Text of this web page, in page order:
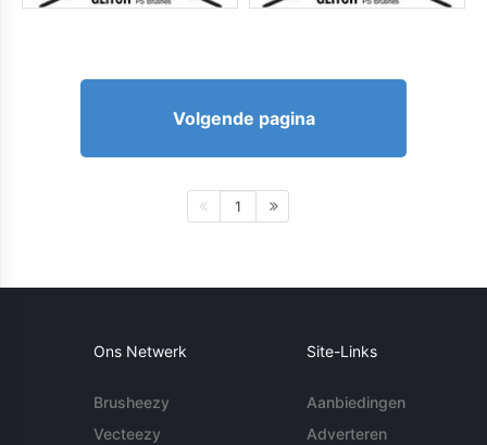
Volgende pagina
1
Ons Netwerk
Brusheezy
Vecteezy
Site-Links
Aanbiedingen
Adverteren